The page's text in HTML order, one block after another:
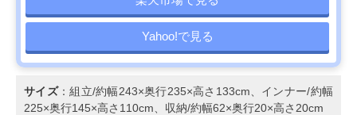
Yahoo!で見る
サイズ：組立/約幅243×奥行235×高さ133cm、インナー/約幅
225×奥行145×高さ110cm、収納/約幅62×奥行20×高さ20cm